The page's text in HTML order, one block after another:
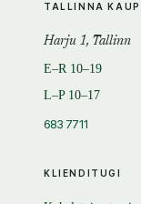
KLIENDITUGI
TALLINNA
Harju 1, Tallinn
E–R 10–19
L–P 10–17
683 7711